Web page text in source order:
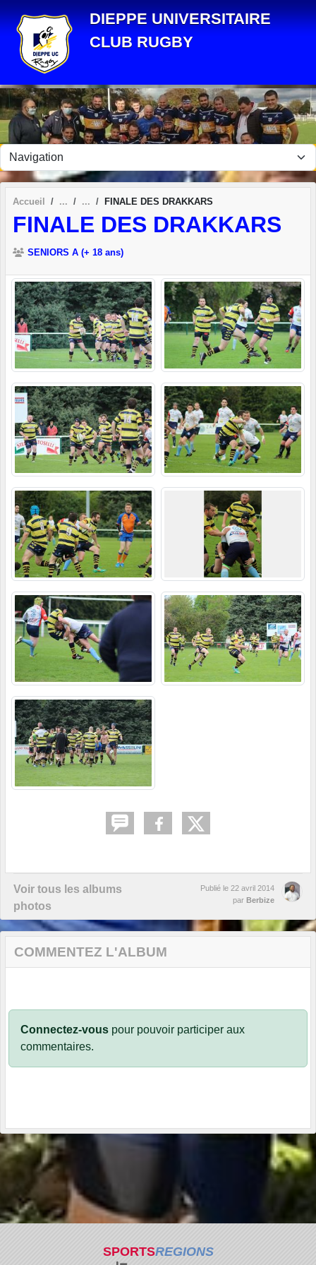
DIEPPE UNIVERSITAIRE
CLUB RUGBY
Accueil FINALE DES DRAKKARS
FINALE DES DRAKKARS
SENIORS A (+ 18 ans)
Voir tous les albums
photos
Publié le 22 avril 2014
par Berbize
COMMENTEZ L'ALBUM
Connectez-vous pour pouvoir participer aux
commentaires.
SPORTSREGIONS